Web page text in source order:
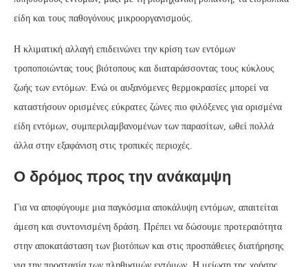
είδη και τους παθογόνους μικροοργανισμούς.
Η κλιματική αλλαγή επιδεινώνει την κρίση των εντόμων
τροποποιώντας τους βιότοπους και διαταράσσοντας τους κύκλους
ζωής των εντόμων. Ενώ οι αυξανόμενες θερμοκρασίες μπορεί να
καταστήσουν ορισμένες εύκρατες ζώνες πιο φιλόξενες για ορισμένα
είδη εντόμων, συμπεριλαμβανομένων των παρασίτων, ωθεί πολλά
άλλα στην εξαφάνιση στις τροπικές περιοχές.
Ο δρόμος προς την ανάκαμψη
Για να αποφύγουμε μια παγκόσμια αποκάλυψη εντόμων, απαιτείται
άμεση και συντονισμένη δράση. Πρέπει να δώσουμε προτεραιότητα
στην αποκατάσταση των βιοτόπων και στις προσπάθειες διατήρησης